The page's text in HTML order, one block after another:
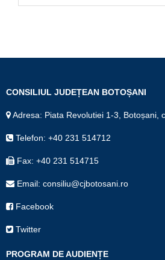
CONSILIUL JUDEȚEAN BOTOȘANI
Adresa: Piata Revolutiei 1-3, Botoșani,
Telefon: +40 231 514712
Fax: +40 231 514715
Email: consiliu@cjbotosani.ro
Facebook
Twitter
PROGRAM DE AUDIENȚE